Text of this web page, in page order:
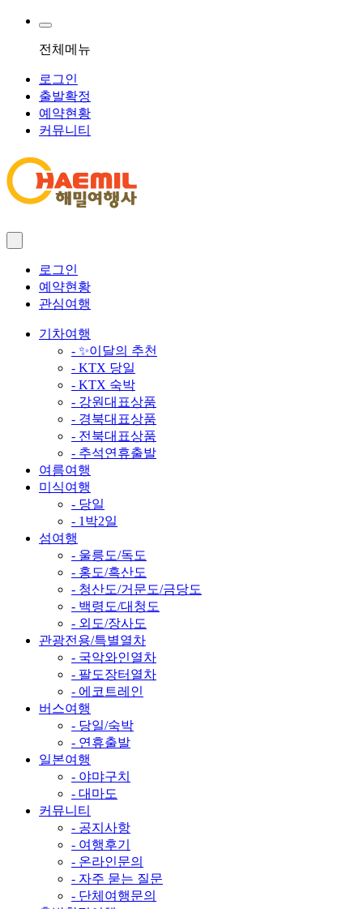
전체메뉴
로그인
출발확정
예약현황
커뮤니티
로그인
예약현황
관심여행
기차여행
- ✨이달의 추천
- KTX 당일
- KTX 숙박
- 강원대표상품
- 경북대표상품
- 전북대표상품
- 추석연휴출발
여름여행
미식여행
- 당일
- 1박2일
섬여행
- 울릉도/독도
- 홍도/흑산도
- 청산도/거문도/금당도
- 백령도/대청도
- 외도/장사도
관광전용/특별열차
- 국악와인열차
- 팔도장터열차
- 에코트레인
버스여행
- 당일/숙박
- 연휴출발
일본여행
- 야먀구치
- 대마도
커뮤니티
- 공지사항
- 여행후기
- 온라인문의
- 자주 묻는 질문
- 단체여행문의